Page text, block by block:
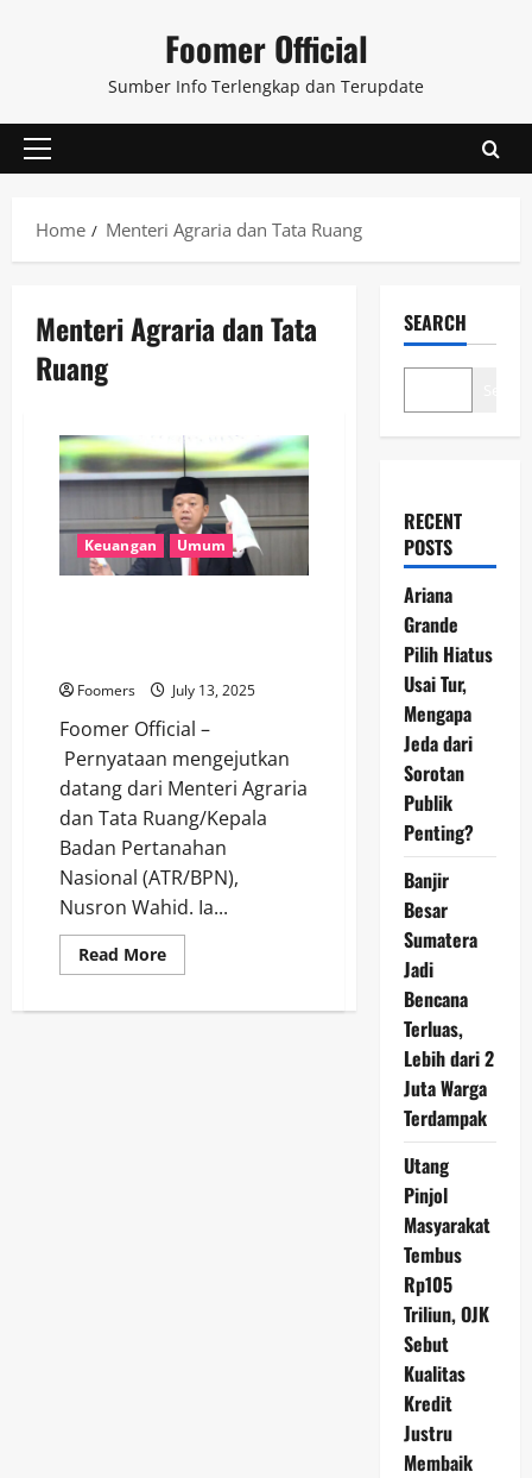
Foomer Official
Sumber Info Terlengkap dan Terupdate
Primary
Home
Menteri Agraria dan Tata Ruang
Menteri Agraria dan Tata
Ruang
Keuangan Umum
Foomers July 13, 2025
Foomer Official –
Pernyataan mengejutkan
datang dari Menteri Agraria
dan Tata Ruang/Kepala
Badan Pertanahan
Nasional (ATR/BPN),
Nusron Wahid. Ia...
Read MoreRead
more
Setengah
SEARCH
RECENT
POSTS
Ariana
Grande
Pilih Hiatus
Usai Tur,
Mengapa
Jeda dari
Sorotan
Publik
Penting?
Banjir
Besar
Sumatera
Jadi
Bencana
Terluas,
Lebih dari 2
Juta Warga
Terdampak
Utang
Pinjol
Masyarakat
Tembus
Rp105
Triliun, OJK
Sebut
Kualitas
Kredit
Justru
Membaik